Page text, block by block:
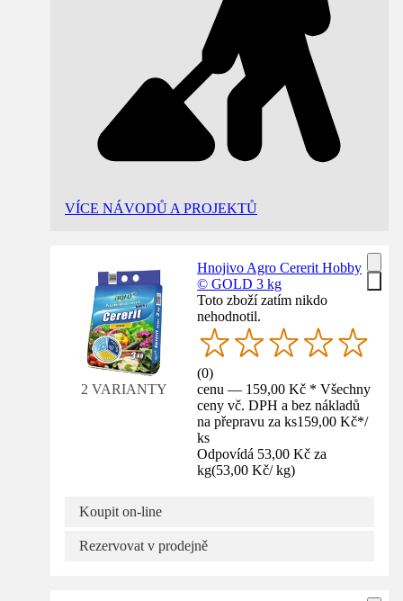
VÍCE NÁVODŮ A PROJEKTŮ
2 VARIANTY
Hnojivo Agro Cererit Hobby
© GOLD 3 kg
Toto zboží zatím nikdo
nehodnotil.
(0)
cenu — 159,00 Kč * Všechny
ceny vč. DPH a bez nákladů
na přepravu za ks159,00 Kč*/
ks
Odpovídá 53,00 Kč za
kg(53,00 Kč/ kg)
Koupit on-line
Rezervovat v prodejně